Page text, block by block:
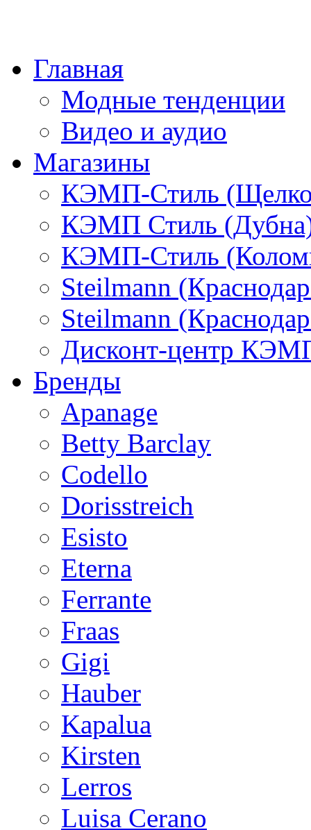
Главная
Модные тенденции
Видео и аудио
Магазины
КЭМП-Стиль
КЭМП Стиль
КЭМП-Стиль
Steilmann
Steilmann
Дисконт-центр
Бренды
Apanage
Betty Barclay
Codello
Dorisstreich
Esisto
Eterna
Ferrante
Fraas
Gigi
Hauber
Kapalua
Kirsten
Lerros
Luisa Cerano